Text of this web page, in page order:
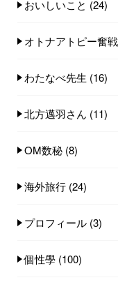
おいしいこと (24)
オトナアトピー奮
わたなべ先生 (16)
北方邁羽さん (11)
OM数秘 (8)
海外旅行 (24)
プロフィール (3)
個性學 (100)